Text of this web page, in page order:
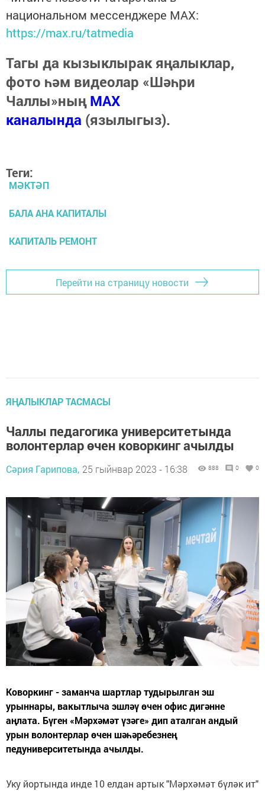
национальном мессенджере MАХ:
https://max.ru/tatmedia
Тагы да кызыклырак яңалыклар,
фото һәм видеолар «Шәһри
Чаллы»ныңMAX
каналында (язылыгыз).
Теги:
МӘКТӘП
БАЛА АНА КАПИТАЛЫ
КАПИТАЛЬ РЕМОНТ
Перейти на страницу новости
ЯҢАЛЫКЛАР ТАСМАСЫ
Чаллы педагогика университетында
волонтерлар өчен коворкинг ачылды
Сәрия Гарипова, 25 гыйнвар 2023 - 16:38 888 0 0
Коворкинг - заманча шартлар тудырылган эш
урыннары, вакытлыча эшләү өчен офис дигәнне
аңлата. Бүген «Мәрхәмәт үзәге» дип аталган андый
урын волонтерлар өчен шәһәребезнең
педуниверситетында ачылды.
Уку йортында инде 10 елдан артык "Мәрхәмәт бүләк ит"